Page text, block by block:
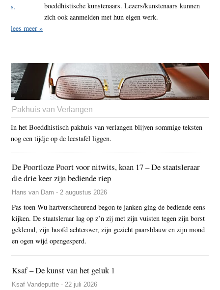
boeddhistische kunstenaars. Lezers/kunstenaars kunnen
zich ook aanmelden met hun eigen werk.
lees meer »
Pakhuis van Verlangen
In het Boeddhistisch pakhuis van verlangen blijven sommige teksten
nog een tijdje op de leestafel liggen.
De Poortloze Poort voor nitwits, koan 17 – De staatsleraar
die drie keer zijn bediende riep
Hans van Dam - 2 augustus 2026
Pas toen Wu hartverscheurend begon te janken ging de bediende eens
kijken. De staatsleraar lag op z’n zij met zijn vuisten tegen zijn borst
geklemd, zijn hoofd achterover, zijn gezicht paarsblauw en zijn mond
en ogen wijd opengesperd.
Ksaf – De kunst van het geluk 1
Ksaf Vandeputte - 22 juli 2026